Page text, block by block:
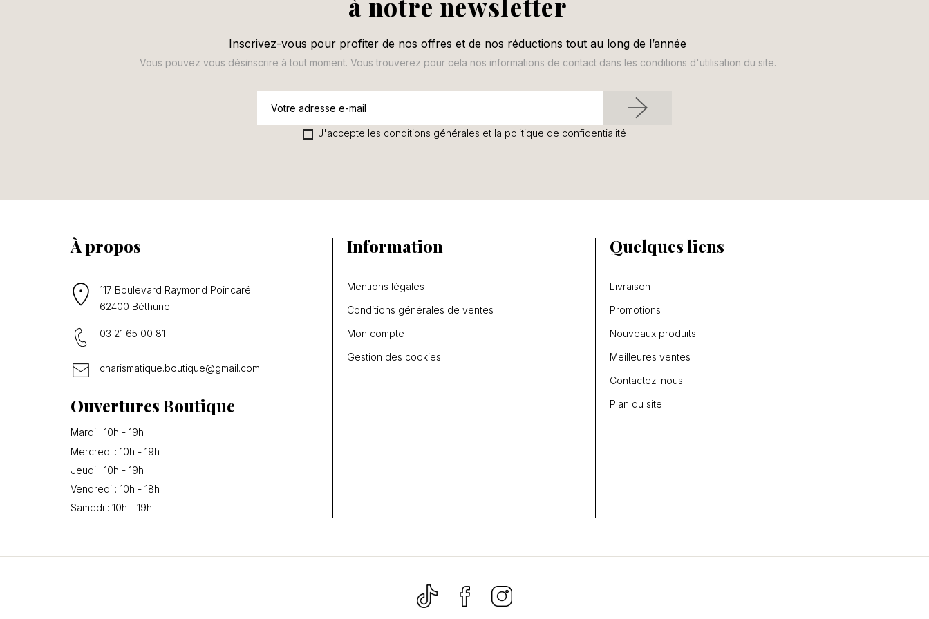
à notre newsletter
Inscrivez-vous pour profiter de nos offres et de nos réductions tout au long de l’année
Vous pouvez vous désinscrire à tout moment. Vous trouverez pour cela nos informations de contact dans les conditions d'utilisation du site.
J'accepte les conditions générales et la politique de confidentialité
À propos
117 Boulevard Raymond Poincaré
62400 Béthune
03 21 65 00 81
charismatique.boutique@gmail.com
Ouvertures Boutique
Mardi : 10h - 19h
Mercredi : 10h - 19h
Jeudi : 10h - 19h
Vendredi : 10h - 18h
Samedi : 10h - 19h
Information
Mentions légales
Conditions générales de ventes
Mon compte
Gestion des cookies
Quelques liens
Livraison
Promotions
Nouveaux produits
Meilleures ventes
Contactez-nous
Plan du site